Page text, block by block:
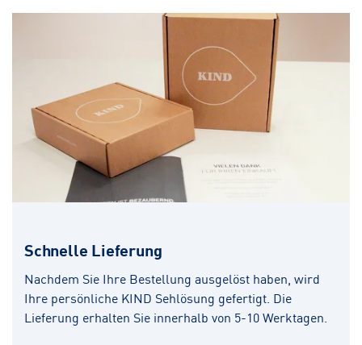
Schnelle Lieferung
Nachdem Sie Ihre Bestellung ausgelöst haben, wird
Ihre persönliche KIND Sehlösung gefertigt. Die
Lieferung erhalten Sie innerhalb von 5-10 Werktagen.